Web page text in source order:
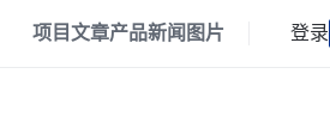
项目文章产品新闻 图片 登录